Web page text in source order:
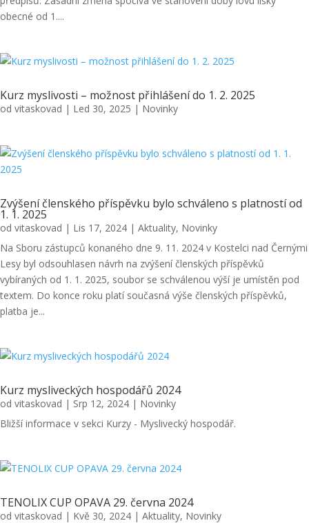
obecné od 1....
Kurz myslivosti – možnost přihlášení do 1. 2. 2025
od vitaskovad | Led 30, 2025 | Novinky
Zvýšení členského příspěvku bylo schváleno s platností od
1. 1. 2025
od vitaskovad | Lis 17, 2024 | Aktuality, Novinky
Na Sboru zástupců konaného dne 9. 11. 2024 v Kostelci nad Černými
Lesy byl odsouhlasen návrh na zvýšení členských příspěvků
vybíraných od 1. 1. 2025, soubor se schválenou výší je umístěn pod
textem. Do konce roku platí současná výše členských příspěvků,
platba je...
Kurz mysliveckých hospodářů 2024
od vitaskovad | Srp 12, 2024 | Novinky
Bližší informace v sekci Kurzy - Myslivecký hospodář.
TENOLIX CUP OPAVA 29. června 2024
od vitaskovad | Kvě 30, 2024 | Aktuality, Novinky